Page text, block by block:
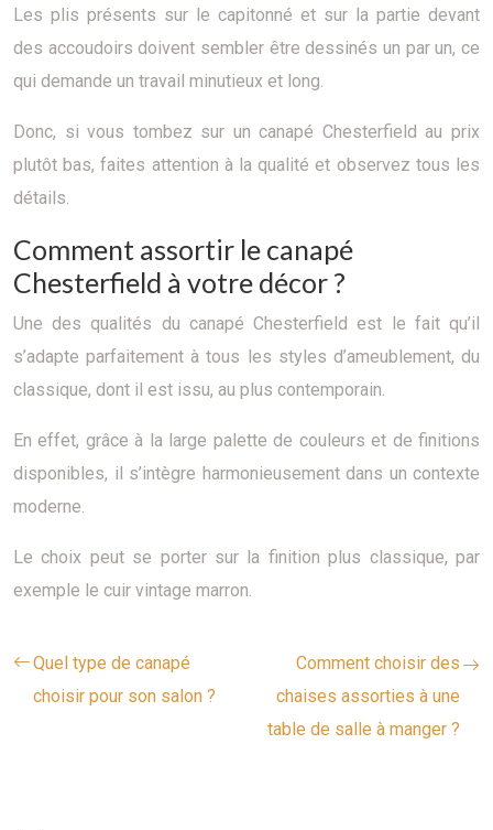
Les plis présents sur le capitonné et sur la partie devant
des accoudoirs doivent sembler être dessinés un par un, ce
qui demande un travail minutieux et long.
Donc, si vous tombez sur un canapé Chesterfield au prix
plutôt bas, faites attention à la qualité et observez tous les
détails.
Comment assortir le canapé
Chesterfield à votre décor ?
Une des qualités du canapé Chesterfield est le fait qu’il
s’adapte parfaitement à tous les styles d’ameublement, du
classique, dont il est issu, au plus contemporain.
En effet, grâce à la large palette de couleurs et de finitions
disponibles, il s’intègre harmonieusement dans un contexte
moderne.
Le choix peut se porter sur la finition plus classique, par
exemple le cuir vintage marron.
Quel type de canapé
choisir pour son salon ?
Comment choisir des
chaises assorties à une
table de salle à manger ?